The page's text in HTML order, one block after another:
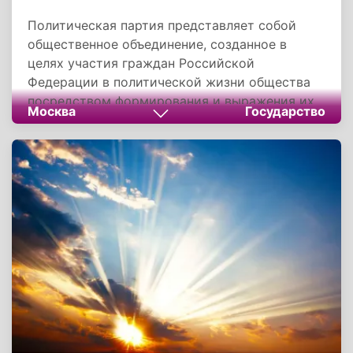
одномандатным округам.
Политическая партия представляет собой
общественное объединение, созданное в
целях участия граждан Российской
Федерации в политической жизни общества
посредством формирования и выражения их
воли, участия в акциях, выборах и
референдумах, а также в целях представления
интересов граждан в органах
государственной власти и местного
самоуправления. Политические партии РФ
отличаются не только идеологией, но и ролью
в жизни государства. Часть из них, кто входит
в состав Государственной Думы России,
оказывает непосредственное влияние на
принятие политических решений, другие
являются оппозицией. В Российской
Федерации развит политический плюрализм,
то есть допустимо и существует
Москва Государство